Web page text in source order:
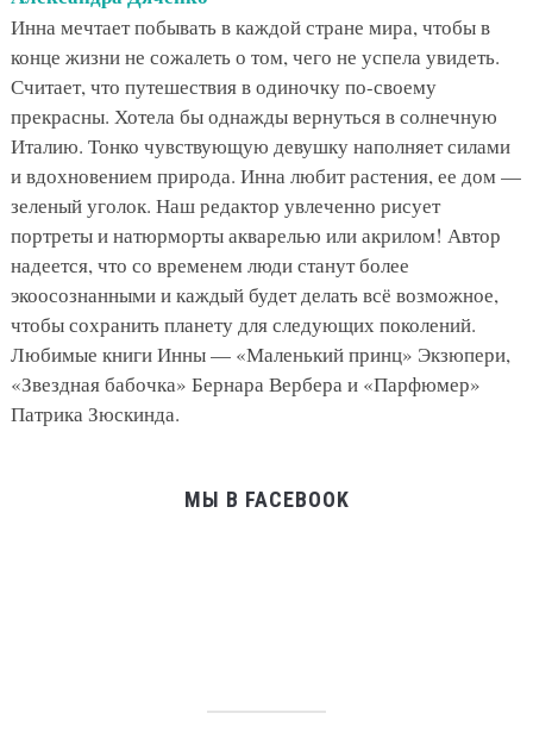
Инна мечтает побывать в каждой стране мира, чтобы в
конце жизни не сожалеть о том, чего не успела увидеть.
Считает, что путешествия в одиночку по-своему
прекрасны. Хотела бы однажды вернуться в солнечную
Италию. Тонко чувствующую девушку наполняет силами
и вдохновением природа. Инна любит растения, ее дом —
зеленый уголок. Наш редактор увлеченно рисует
портреты и натюрморты акварелью или акрилом! Автор
надеется, что со временем люди станут более
экоосознанными и каждый будет делать всё возможное,
чтобы сохранить планету для следующих поколений.
Любимые книги Инны — «Маленький принц» Экзюпери,
«Звездная бабочка» Бернара Вербера и «Парфюмер»
Патрика Зюскинда.
МЫ В FACEBOOK